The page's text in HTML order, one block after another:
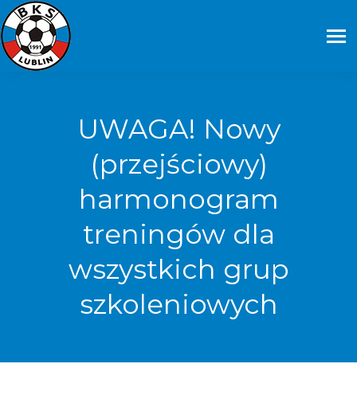
UWAGA! Nowy
(przejściowy)
harmonogram
treningów dla
wszystkich grup
szkoleniowych